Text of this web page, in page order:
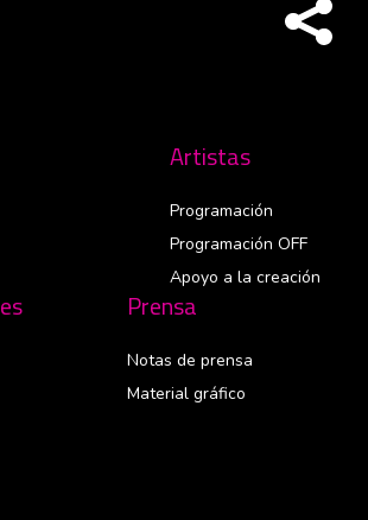
Artistas
Programación
Programación OFF
Apoyo a la creación
Prensa
Notas de prensa
Material gráfico